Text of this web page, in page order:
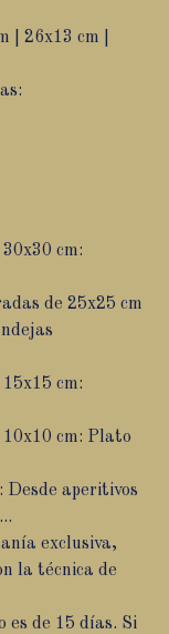
| 26x13 cm |
cm:
de 25x25 cm
cm:
cm: Plato
aperitivos
exclusiva,
la técnica de
es de 15 días. Si